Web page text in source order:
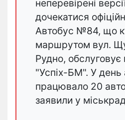
неперевірені
дочекатися
Автобус №84, що
маршрутом вул.
Рудно, обслуговує
"Успіх-БМ". У день
працювало 20
заявили у